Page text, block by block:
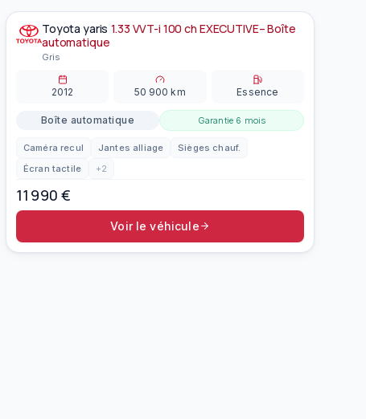
À la une EN PRÉPARATION
Toyota yaris 1.33 VVT-i 100 ch EXECUTIVE– Boîte
automatique
Gris
2012 50 900 km Essence
Boîte automatique Garantie 6 mois
Caméra recul Jantes alliage
Sièges chauf.
Écran tactile
+2
11 990 €
Voir le véhicule